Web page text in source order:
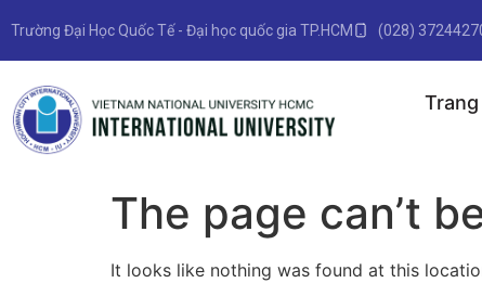
Trường Đại Học Quốc Tế - Đại học quốc gia TP.HCM (028)
The page can’t
It looks like nothing was found at this